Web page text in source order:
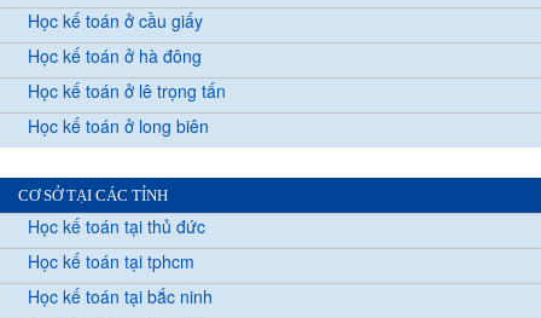
Học kế toán ở cầu giấy
Học kế toán ở hà đông
Học kế toán ở lê trọng tấn
Học kế toán ở long biên
CƠ SỞ TẠI CÁC TỈNH
Học kế toán tại thủ đức
Học kế toán tại tphcm
Học kế toán tại bắc ninh